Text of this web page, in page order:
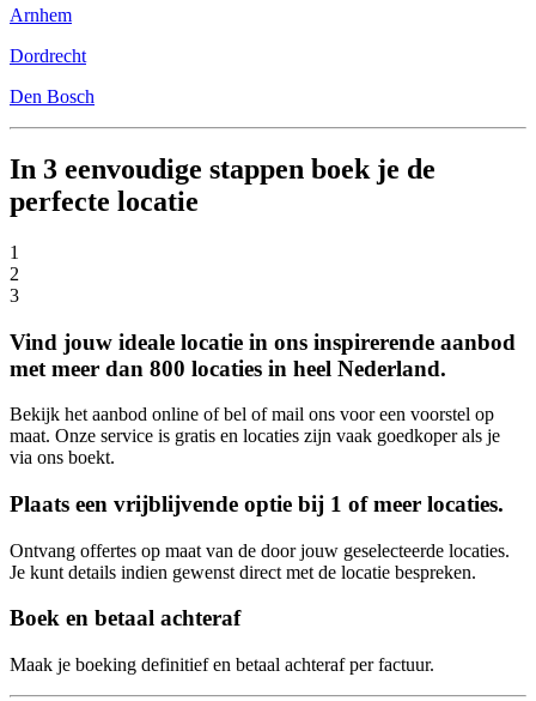
Arnhem
Dordrecht
Den Bosch
In 3 eenvoudige stappen boek je de
perfecte locatie
1
2
3
Vind jouw ideale locatie in ons inspirerende aanbod
met meer dan 800 locaties in heel Nederland.
Bekijk het aanbod online of bel of mail ons voor een voorstel op
maat. Onze service is gratis en locaties zijn vaak goedkoper als je
via ons boekt.
Plaats een vrijblijvende optie bij 1 of meer locaties.
Ontvang offertes op maat van de door jouw geselecteerde locaties.
Je kunt details indien gewenst direct met de locatie bespreken.
Boek en betaal achteraf
Maak je boeking definitief en betaal achteraf per factuur.